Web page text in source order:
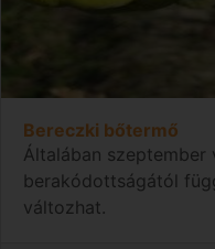
Bereczki bőtermő
Általában szeptember
berakódottságától
változhat.